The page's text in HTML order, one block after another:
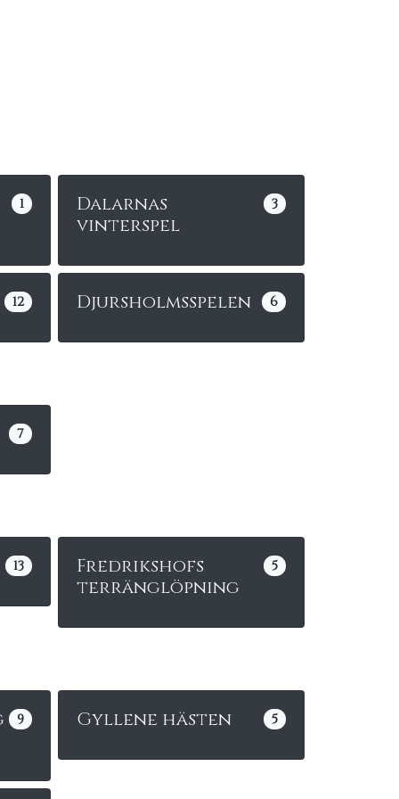
1 3
Dalarnas
vinterspel
12 6
Djursholmsspelen
7
13 5
Fredrikshofs
terränglöpning
9 5
Gyllene hästen